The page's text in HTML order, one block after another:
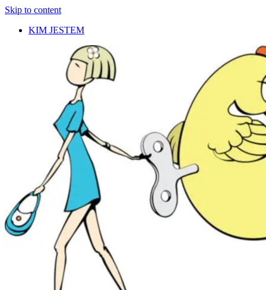
Skip to content
KIM JESTEM